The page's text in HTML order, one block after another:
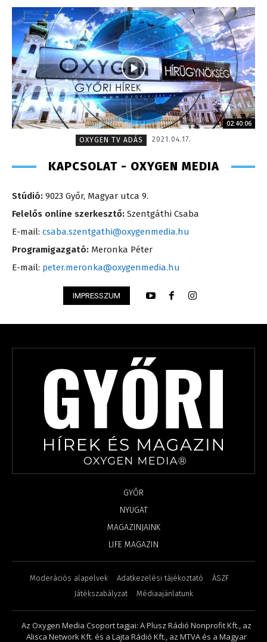
02:40:06
OXYGEN TV ADÁS
2021.04.17.
KAPCSOLAT - OXYGEN MEDIA
Stúdió: 9023 Győr, Magyar utca 9.
Felelős online szerkesztő: Szentgáthi Csaba
E-mail: csaba.szentgathi@oxygenmedia.hu
Programigazgató: Meronka Péter
E-mail: peter.meronka@oxygenmedia.hu
IMPRESSZUM
GYŐR
NYUGAT
MAGAZINJAINK
LIFE MAGAZIN
Moderációs alapelvek Adatkezelési tájékoztató
ÁSZF
Játékszabályzat
Médiaajánlatunk
Az Oxygen Media Csoport tagjai: A Plusz Rádió Nonprofit Kft., az
Alisca Network Kft. és a Lajta Rádió Kft., az MTVA és a Magyar